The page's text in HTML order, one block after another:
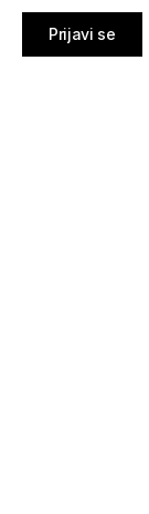
Prijavi se